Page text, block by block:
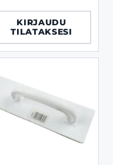
KIRJAUDU
TILATAKSESI